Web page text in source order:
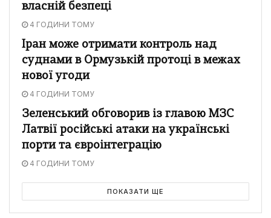
власній безпеці
4 ГОДИНИ ТОМУ
Іран може отримати контроль над
суднами в Ормузькій протоці в межах
нової угоди
4 ГОДИНИ ТОМУ
Зеленський обговорив із главою МЗС
Латвії російські атаки на українські
порти та євроінтеграцію
4 ГОДИНИ ТОМУ
ПОКАЗАТИ ЩЕ